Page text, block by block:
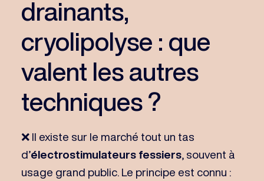
drainants,
cryolipolyse : que
valent les autres
techniques ?
❌ Il existe sur le marché tout un tas
d’électrostimulateurs fessiers, souvent à
usage grand public. Le principe est connu :